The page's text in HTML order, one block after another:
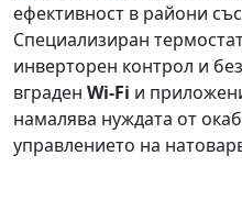
ефективност в райони
Специализиран
инверторен контрол и
вграден Wi-Fi и
намалява нуждата от
управлението на